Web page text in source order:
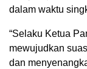
dalam waktu
“Selaku Ketua
mewujudkan
dan